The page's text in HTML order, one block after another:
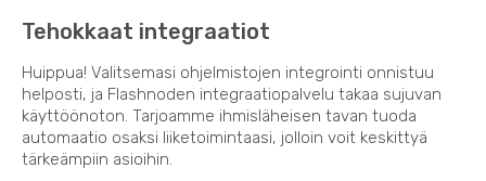
Tehokkaat integraatiot
Huippua! Valitsemasi ohjelmistojen integrointi onnistuu
helposti, ja Flashnoden integraatiopalvelu takaa sujuvan
käyttöönoton. Tarjoamme ihmisläheisen tavan tuoda
automaatio osaksi liiketoimintaasi, jolloin voit keskittyä
tärkeämpiin asioihin.